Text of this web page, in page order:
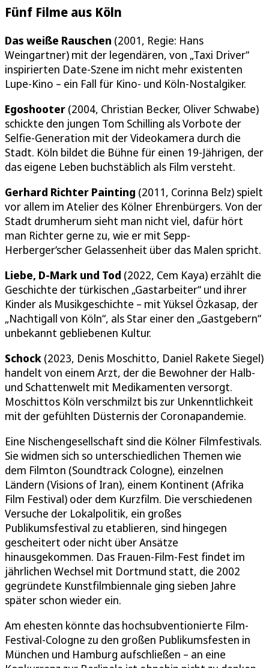
Fünf Filme aus Köln
Das weiße Rauschen (2001, Regie: Hans
Weingartner) mit der legendären, von „Taxi Driver“
inspirierten Date-Szene im nicht mehr existenten
Lupe-Kino – ein Fall für Kino- und Köln-Nostalgiker.
Egoshooter (2004, Christian Becker, Oliver Schwabe)
schickte den jungen Tom Schilling als Vorbote der
Selfie-Generation mit der Videokamera durch die
Stadt. Köln bildet die Bühne für einen 19-Jährigen, der
das eigene Leben buchstäblich als Film versteht.
Gerhard Richter Painting (2011, Corinna Belz) spielt
vor allem im Atelier des Kölner Ehrenbürgers. Von der
Stadt drumherum sieht man nicht viel, dafür hört
man Richter gerne zu, wie er mit Sepp-
Herberger‘scher Gelassenheit über das Malen spricht.
Liebe, D-Mark und Tod (2022, Cem Kaya) erzählt die
Geschichte der türkischen „Gastarbeiter“ und ihrer
Kinder als Musikgeschichte – mit Yüksel Özkasap, der
„Nachtigall von Köln“, als Star einer den „Gastgebern“
unbekannt gebliebenen Kultur.
Schock (2023, Denis Moschitto, Daniel Rakete Siegel)
handelt von einem Arzt, der die Bewohner der Halb-
und Schattenwelt mit Medikamenten versorgt.
Moschittos Köln verschmilzt bis zur Unkenntlichkeit
mit der gefühlten Düsternis der Coronapandemie.
Eine Nischengesellschaft sind die Kölner Filmfestivals.
Sie widmen sich so unterschiedlichen Themen wie
dem Filmton (Soundtrack Cologne), einzelnen
Ländern (Visions of Iran), einem Kontinent (Afrika
Film Festival) oder dem Kurzfilm. Die verschiedenen
Versuche der Lokalpolitik, ein großes
Publikumsfestival zu etablieren, sind hingegen
gescheitert oder nicht über Ansätze
hinausgekommen. Das Frauen-Film-Fest findet im
jährlichen Wechsel mit Dortmund statt, die 2002
gegründete Kunstfilmbiennale ging sieben Jahre
später schon wieder ein.
Am ehesten könnte das hochsubventionierte Film-
Festival-Cologne zu den großen Publikumsfesten in
München und Hamburg aufschließen – an eine